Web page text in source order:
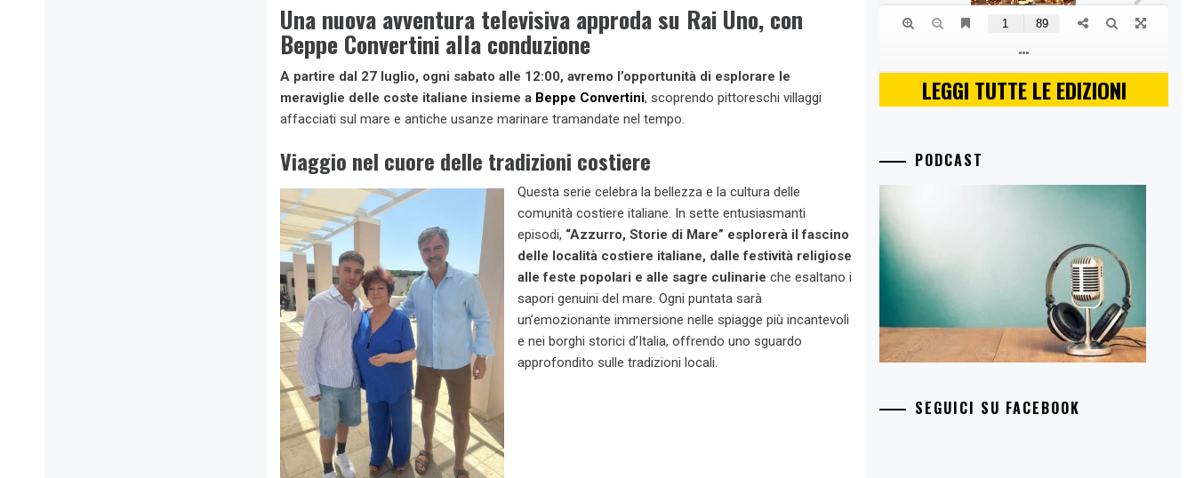
Una nuova avventura televisiva approda su Rai Uno, con
Beppe Convertini alla conduzione
A partire dal 27 luglio, ogni sabato alle 12:00, avremo l’opportunità di esplorare le
meraviglie delle coste italiane insieme a Beppe Convertini, scoprendo pittoreschi villaggi
affacciati sul mare e antiche usanze marinare tramandate nel tempo.
Viaggio nel cuore delle tradizioni costiere
Questa serie celebra la bellezza e la cultura delle
comunità costiere italiane. In sette entusiasmanti
episodi, “Azzurro, Storie di Mare” esplorerà il fascino
delle località costiere italiane, dalle festività religiose
alle feste popolari e alle sagre culinarie che esaltano i
sapori genuini del mare. Ogni puntata sarà
un’emozionante immersione nelle spiagge più incantevoli
e nei borghi storici d’Italia, offrendo uno sguardo
approfondito sulle tradizioni locali.
LEGGI TUTTE LE EDIZIONI
PODCAST
SEGUICI SU FACEBOOK